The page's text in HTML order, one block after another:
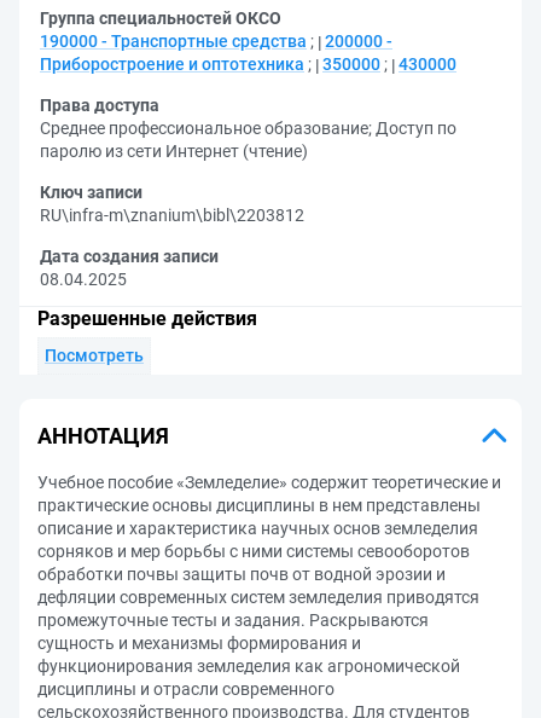
Группа специальностей ОКСО
190000 - Транспортные средства ; 200000 -
Приборостроение и оптотехника ; 350000 ; 430000
Права доступа
Среднее профессиональное образование; Доступ по
паролю из сети Интернет (чтение)
Ключ записи
RU\infra-m\znanium\bibl\2203812
Дата создания записи
08.04.2025
Разрешенные действия
Посмотреть
АННОТАЦИЯ
Учебное пособие «Земледелие» содержит теоретические и
практические основы дисциплины в нем представлены
описание и характеристика научных основ земледелия
сорняков и мер борьбы с ними системы севооборотов
обработки почвы защиты почв от водной эрозии и
дефляции современных систем земледелия приводятся
промежуточные тесты и задания. Раскрываются
сущность и механизмы формирования и
функционирования земледелия как агрономической
дисциплины и отрасли современного
сельскохозяйственного производства. Для студентов